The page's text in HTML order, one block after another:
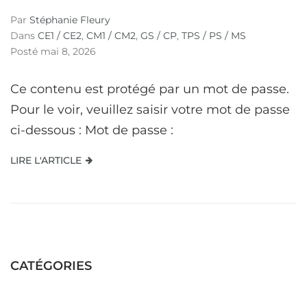
Par Stéphanie Fleury
Dans CE1 / CE2, CM1 / CM2, GS / CP, TPS / PS / MS
Posté mai 8, 2026
Ce contenu est protégé par un mot de passe.
Pour le voir, veuillez saisir votre mot de passe
ci-dessous : Mot de passe :
LIRE L'ARTICLE
CATÉGORIES